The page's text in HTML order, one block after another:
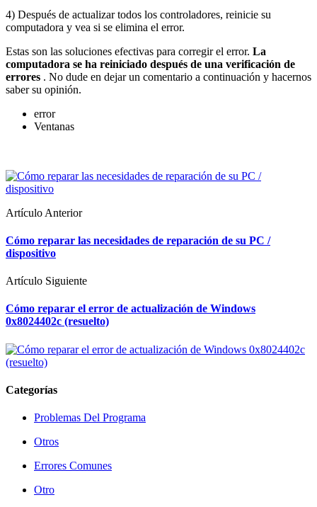
4) Después de actualizar todos los controladores, reinicie su
computadora y vea si se elimina el error.
Estas son las soluciones efectivas para corregir el error. La
computadora se ha reiniciado después de una verificación de
errores . No dude en dejar un comentario a continuación y hacernos
saber su opinión.
error
Ventanas
Artículo Anterior
Cómo reparar las necesidades de reparación de su PC /
dispositivo
Artículo Siguiente
Cómo reparar el error de actualización de Windows
0x8024402c (resuelto)
Categorías
Problemas Del Programa
Otros
Errores Comunes
Otro